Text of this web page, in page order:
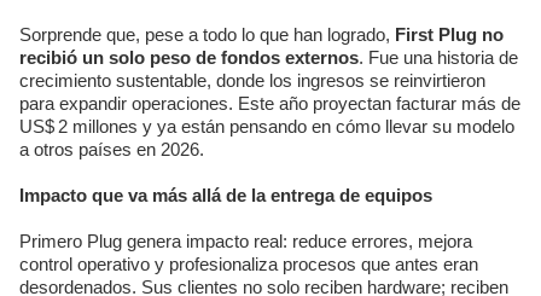
Sorprende que, pese a todo lo que han logrado, First Plug no
recibió un solo peso de fondos externos. Fue una historia de
crecimiento sustentable, donde los ingresos se reinvirtieron
para expandir operaciones. Este año proyectan facturar más de
US$ 2 millones y ya están pensando en cómo llevar su modelo
a otros países en 2026.
Impacto que va más allá de la entrega de equipos
Primero Plug genera impacto real: reduce errores, mejora
control operativo y profesionaliza procesos que antes eran
desordenados. Sus clientes no solo reciben hardware; reciben